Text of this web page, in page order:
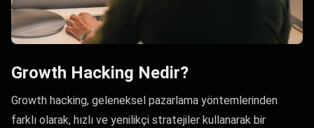
Growth Hacking Nedir?
Growth hacking, geleneksel pazarlama yöntemlerinden
farklı olarak, hızlı ve yenilikçi stratejiler kullanarak bir